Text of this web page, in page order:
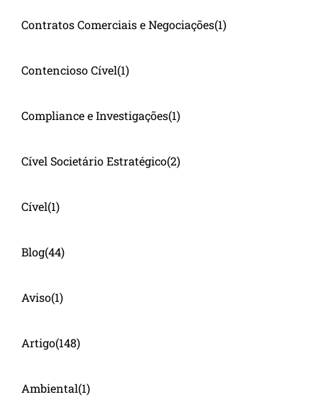
Contratos Comerciais e Negociações(1)
Contencioso Cível(1)
Compliance e Investigações(1)
Cível Societário Estratégico(2)
Cível(1)
Blog(44)
Aviso(1)
Artigo(148)
Ambiental(1)